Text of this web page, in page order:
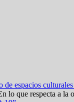
espacios
que respecta a